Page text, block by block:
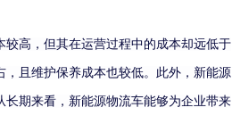
高，但其在运营过程中的成本却远低于
且维护保养成本也较低。此外，新能源
期来看，新能源物流车能够为企业带来